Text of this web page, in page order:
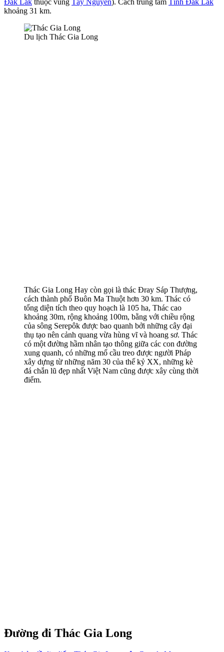
khoảng 31 km.
Du lịch Thác Gia Long
Thác Gia Long Hay còn gọi là thác Đray Sáp Thượng,
cách thành phố Buôn Ma Thuột hơn 30 km. Thác có
tổng diện tích theo quy hoạch là 105 ha, Thác cao
khoảng 30m, rộng khoảng 100m, bằng với chiều rộng
của sông Serepôk được bao quanh bởi những cây đại
thụ tạo nên cảnh quang vừa hùng vĩ và hoang sơ. Thác
có một đường hầm nhân tạo thông giữa các con đường
xung quanh, có những mố cầu treo được người Pháp
xây dựng từ những năm 30 của thế kỷ XX, những kè
đá chắn lũ đẹp nhất Việt Nam cũng được xây cùng thời
điểm.
Đường đi Thác Gia Long